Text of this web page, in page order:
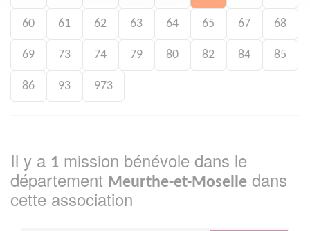
60 61 62 63 64 65 67 68
69 73 74 79 80 82 84 85
86 93 973
Il y a 1 mission bénévole dans le
département Meurthe-et-Moselle dans
cette association